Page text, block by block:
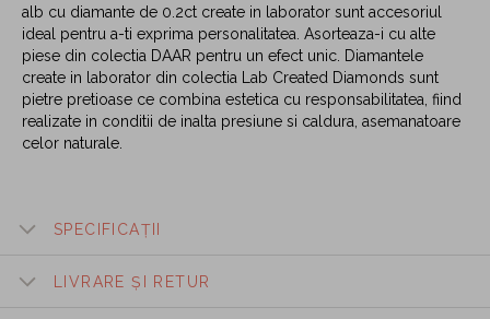
alb cu diamante de 0.2ct create in laborator sunt accesoriul
ideal pentru a-ti exprima personalitatea. Asorteaza-i cu alte
piese din colectia DAAR pentru un efect unic. Diamantele
create in laborator din colectia Lab Created Diamonds sunt
pietre pretioase ce combina estetica cu responsabilitatea, fiind
realizate in conditii de inalta presiune si caldura, asemanatoare
celor naturale.
SPECIFICAȚII
LIVRARE ȘI RETUR